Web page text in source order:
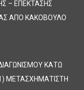
– ΕΠΕΚΤΑΣΗΣ
ΑΠΟ ΚΑΚΟΒΟΥΛΟ
ΚΑΤΩ
ΜΕΤΑΣΧΗΜΑΤΙΣΤΗ